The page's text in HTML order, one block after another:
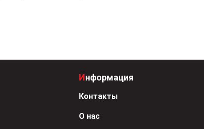
Информация
Контакты
О нас